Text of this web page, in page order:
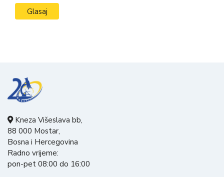
Kneza Višeslava bb,
88 000 Mostar,
Bosna i Hercegovina
Radno vrijeme:
pon-pet 08:00 do 16:00